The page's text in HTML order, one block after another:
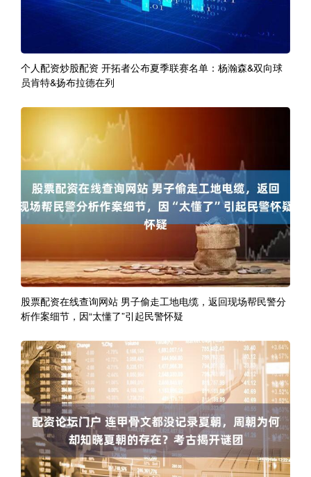
个人配资炒股配资 开拓者公布夏季联赛名单：杨瀚森&双向球
员肯特&扬布拉德在列
股票配资在线查询网站 男子偷走工地电缆，返回现场帮民警分
析作案细节，因“太懂了”引起民警怀疑